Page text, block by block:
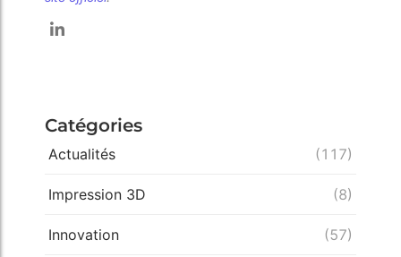
Catégories
Actualités (117)
Impression 3D (8)
Innovation (57)